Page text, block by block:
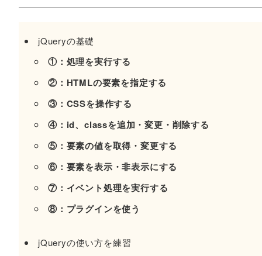
jQueryの基礎
①：処理を実行する
②：HTMLの要素を指定する
③：CSSを操作する
④：id、classを追加・変更・削除する
⑤：要素の値を取得・変更する
⑥：要素を表示・非表示にする
⑦：イベント処理を実行する
⑧：プラグインを使う
jQueryの使い方を練習